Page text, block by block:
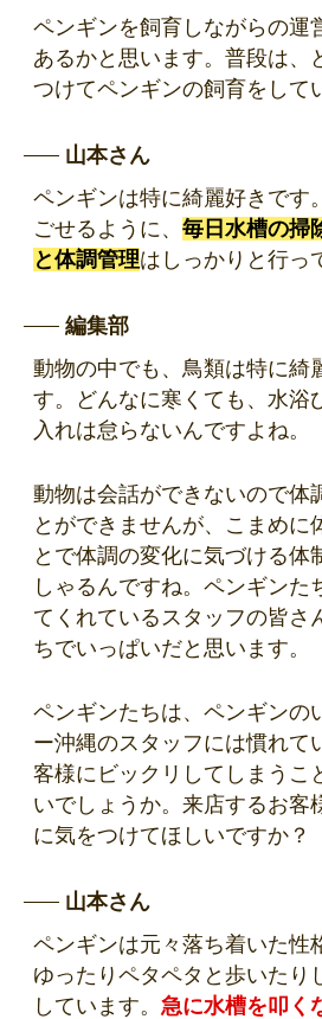
ペンギンを飼育しながらの運
あるかと思います。普段は、
つけてペンギンの飼育をして
山本さん
ペンギンは特に綺麗好きです
ごせるように、 毎日水槽の掃
と体調管理はしっかりと行っ
編集部
動物の中でも、鳥類は特に綺
す。どんなに寒くても、水浴
入れは怠らないんですよね。
動物は会話ができないので体
とができませんが、こまめに
とで体調の変化に気づける体
しゃるんですね。ペンギンた
てくれているスタッフの皆さ
ちでいっぱいだと思います。
ペンギンたちは、ペンギンの
ー沖縄のスタッフには慣れて
客様にビックリしてしまうこ
いでしょうか。来店するお客
に気をつけてほしいですか？
山本さん
ペンギンは元々落ち着いた性
ゆったりペタペタと歩いたり
しています。 急に水槽を叩く